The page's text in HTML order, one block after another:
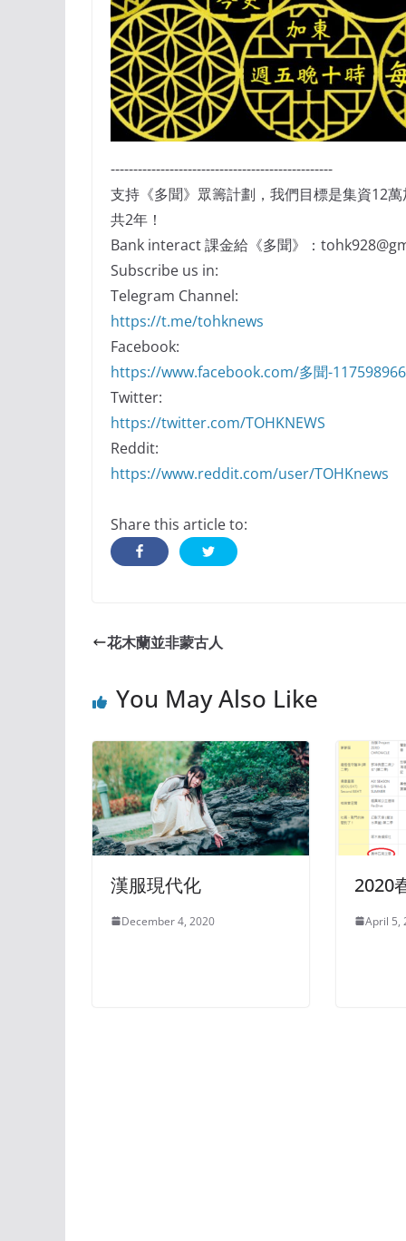
-------------------------------------------------
支持《多聞》眾籌計劃，我們目標是集資12
共2年！
Bank interact 課金給《多聞》：
Subscribe us in:
Telegram Channel:
https://t.me/tohknews
Facebook:
https://www.facebook.com/多聞-
Twitter:
https://twitter.com/TOHKNEWS
Reddit:
https://www.reddit.com/user/TOHKnews
Share this article to:
花木蘭並非蒙古人
You May Also Like
漢服現代化
December 4, 2020
2020
April 5,